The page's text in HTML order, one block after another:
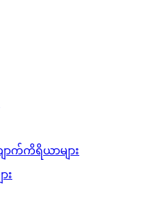
ာက်ကိရိယာများ
း